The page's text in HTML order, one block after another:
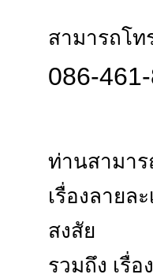
สามารถโท
086-
ท่านสามาร
เรื่องลาย
สงสัย
รวมถึง เรื่